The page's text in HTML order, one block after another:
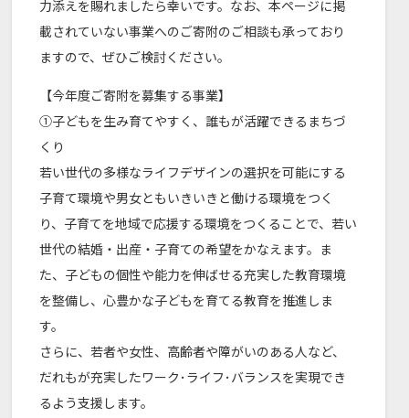
力添えを賜れましたら幸いです。なお、本ページに掲
載されていない事業へのご寄附のご相談も承っており
ますので、ぜひご検討ください。
【今年度ご寄附を募集する事業】
①子どもを生み育てやすく、誰もが活躍できるまちづ
くり
若い世代の多様なライフデザインの選択を可能にする
子育て環境や男女ともいきいきと働ける環境をつく
り、子育てを地域で応援する環境をつくることで、若い
世代の結婚・出産・子育ての希望をかなえます。ま
た、子どもの個性や能力を伸ばせる充実した教育環境
を整備し、心豊かな子どもを育てる教育を推進しま
す。
さらに、若者や女性、高齢者や障がいのある人など、
だれもが充実したワーク･ライフ･バランスを実現でき
るよう支援します。